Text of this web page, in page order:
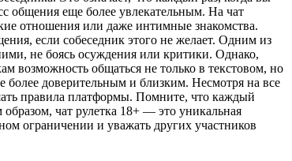
общения еще более увлекательным. На чат
отношения или даже интимные знакомства.
если собеседник этого не желает. Одним из
не боясь осуждения или критики. Однако,
возможность общаться не только в текстовом, но
более доверительным и близким. Несмотря на все
правила платформы. Помните, что каждый
чат рулетка 18+ — это уникальная
ограничении и уважать других участников